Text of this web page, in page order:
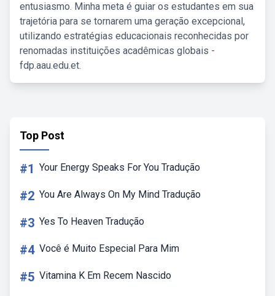
entusiasmo. Minha meta é guiar os estudantes em sua
trajetória para se tornarem uma geração excepcional,
utilizando estratégias educacionais reconhecidas por
renomadas instituições acadêmicas globais -
fdp.aau.edu.et.
Top Post
#1 Your Energy Speaks For You Tradução
#2 You Are Always On My Mind Tradução
#3 Yes To Heaven Tradução
#4 Você é Muito Especial Para Mim
#5 Vitamina K Em Recem Nascido